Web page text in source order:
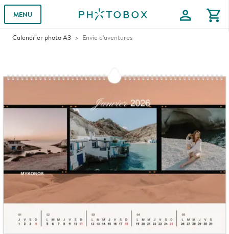
MENU profile shopping_cart
Calendrier photo A3 Envie d'aventures